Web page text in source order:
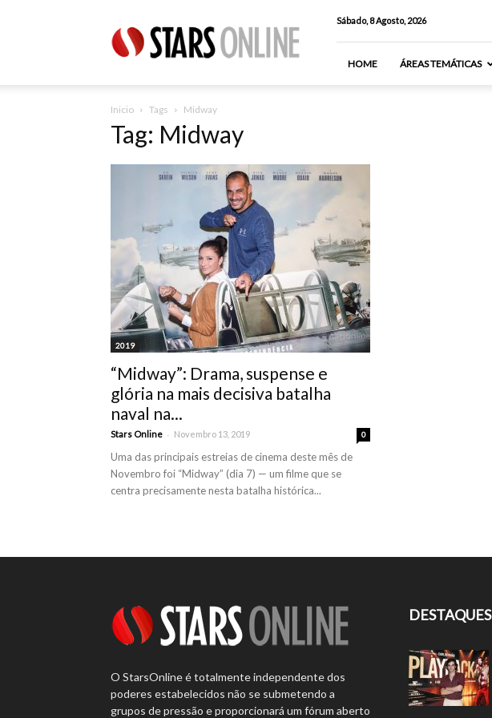
Online
Sábado, 8 Agosto, 2026
HOME ÁREAS TEMÁTICAS
Inicio Tags Midway
Tag: Midway
2019
“Midway”: Drama, suspense e
glória na mais decisiva batalha
naval na...
Stars Online - Novembro 13, 2019 0
Uma das principais estreias de cinema deste mês de
Novembro foi “Midway” (dia 7) — um filme que se
centra precisamente nesta batalha histórica...
O StarsOnline é totalmente independente dos
poderes estabelecidos não se submetendo a
grupos de pressão e proporcionará um fórum aberto
DESTAQUES